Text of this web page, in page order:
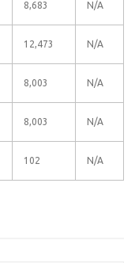
8,683 N/A
12,473 N/A
8,003 N/A
8,003 N/A
102 N/A